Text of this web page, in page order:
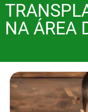
NA ÁREA